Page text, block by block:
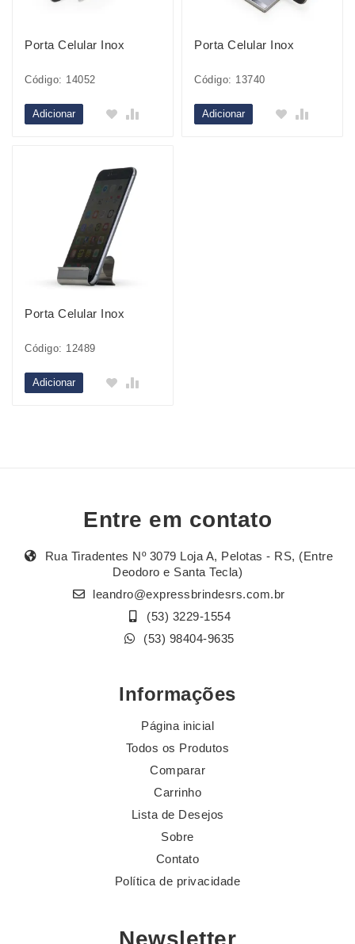
Porta Celular Inox
Código: 14052
Adicionar
Porta Celular Inox
Código: 13740
Adicionar
Porta Celular Inox
Código: 12489
Adicionar
Entre em contato
Rua Tiradentes Nº 3079 Loja A, Pelotas - RS, (Entre
Deodoro e Santa Tecla)
leandro@expressbrindesrs.com.br
(53) 3229-1554
(53) 98404-9635
Informações
Página inicial
Todos os Produtos
Comparar
Carrinho
Lista de Desejos
Sobre
Contato
Política de privacidade
Newsletter